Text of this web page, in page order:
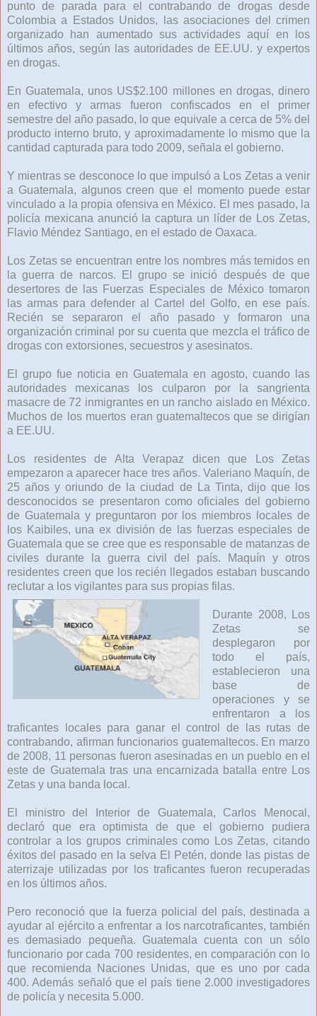
punto de parada para el contrabando de drogas desde
Colombia a Estados Unidos, las asociaciones del crimen
organizado han aumentado sus actividades aquí en los
últimos años, según las autoridades de EE.UU. y expertos
en drogas.
En Guatemala, unos US$2.100 millones en drogas, dinero
en efectivo y armas fueron confiscados en el primer
semestre del año pasado, lo que equivale a cerca de 5% del
producto interno bruto, y aproximadamente lo mismo que la
cantidad capturada para todo 2009, señala el gobierno.
Y mientras se desconoce lo que impulsó a Los Zetas a venir
a Guatemala, algunos creen que el momento puede estar
vinculado a la propia ofensiva en México. El mes pasado, la
policía mexicana anunció la captura un líder de Los Zetas,
Flavio Méndez Santiago, en el estado de Oaxaca.
Los Zetas se encuentran entre los nombres más temidos en
la guerra de narcos. El grupo se inició después de que
desertores de las Fuerzas Especiales de México tomaron
las armas para defender al Cartel del Golfo, en ese país.
Recién se separaron el año pasado y formaron una
organización criminal por su cuenta que mezcla el tráfico de
drogas con extorsiones, secuestros y asesinatos.
El grupo fue noticia en Guatemala en agosto, cuando las
autoridades mexicanas los culparon por la sangrienta
masacre de 72 inmigrantes en un rancho aislado en México.
Muchos de los muertos eran guatemaltecos que se dirigían
a EE.UU.
Los residentes de Alta Verapaz dicen que Los Zetas
empezaron a aparecer hace tres años. Valeriano Maquín, de
25 años y oriundo de la ciudad de La Tinta, dijo que los
desconocidos se presentaron como oficiales del gobierno
de Guatemala y preguntaron por los miembros locales de
los Kaibiles, una ex división de las fuerzas especiales de
Guatemala que se cree que es responsable de matanzas de
civiles durante la guerra civil del país. Maquín y otros
residentes creen que los recién llegados estaban buscando
reclutar a los vigilantes para sus propias filas.
Durante 2008, Los
Zetas se
desplegaron por
todo el país,
establecieron una
base de
operaciones y se
enfrentaron a los
traficantes locales para ganar el control de las rutas de
contrabando, afirman funcionarios guatemaltecos. En marzo
de 2008, 11 personas fueron asesinadas en un pueblo en el
este de Guatemala tras una encarnizada batalla entre Los
Zetas y una banda local.
El ministro del Interior de Guatemala, Carlos Menocal,
declaró que era optimista de que el gobierno pudiera
controlar a los grupos criminales como Los Zetas, citando
éxitos del pasado en la selva El Petén, donde las pistas de
aterrizaje utilizadas por los traficantes fueron recuperadas
en los últimos años.
Pero reconoció que la fuerza policial del país, destinada a
ayudar al ejército a enfrentar a los narcotraficantes, también
es demasiado pequeña. Guatemala cuenta con un sólo
funcionario por cada 700 residentes, en comparación con lo
que recomienda Naciones Unidas, que es uno por cada
400. Además señaló que el país tiene 2.000 investigadores
de policía y necesita 5.000.